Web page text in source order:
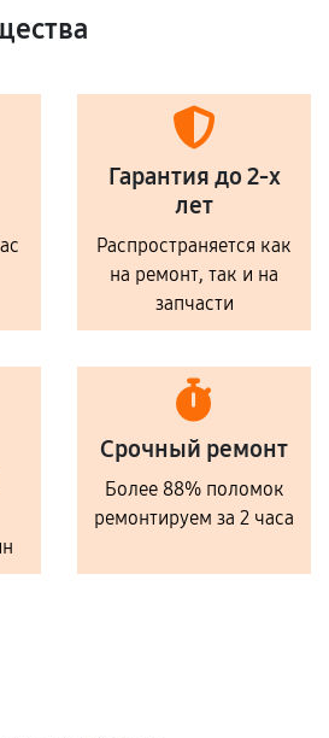
Гарантия до 2-х
лет
Распространяется как
на ремонт, так и на
запчасти
Срочный ремонт
Более 88% поломок
ремонтируем за 2 часа